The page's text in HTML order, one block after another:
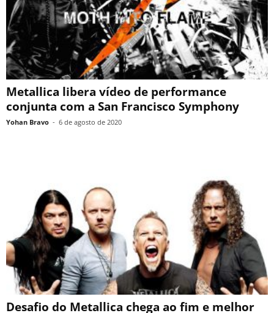
Metallica libera vídeo de performance
conjunta com a San Francisco Symphony
Yohan Bravo - 6 de agosto de 2020
Desafio do Metallica chega ao fim e melhor